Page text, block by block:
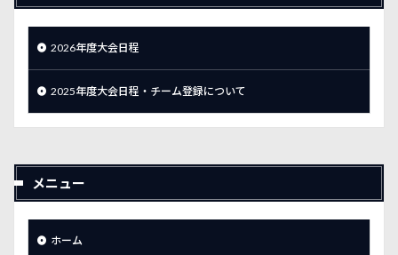
2026年度大会日程
2025年度大会日程・チーム登録について
メニュー
ホーム